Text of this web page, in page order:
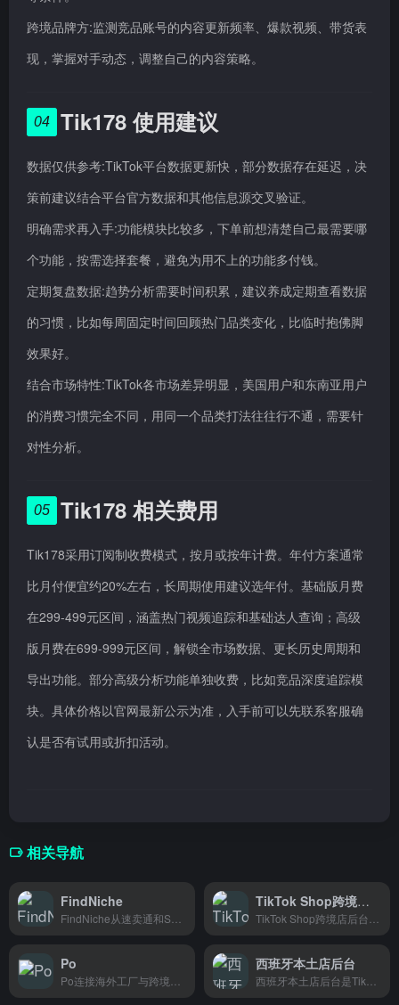
跨境品牌方:监测竞品账号的内容更新频率、爆款视频、带货表
现，掌握对手动态，调整自己的内容策略。
04 Tik178 使用建议
数据仅供参考:TikTok平台数据更新快，部分数据存在延迟，决
策前建议结合平台官方数据和其他信息源交叉验证。
明确需求再入手:功能模块比较多，下单前想清楚自己最需要哪
个功能，按需选择套餐，避免为用不上的功能多付钱。
定期复盘数据:趋势分析需要时间积累，建议养成定期查看数据
的习惯，比如每周固定时间回顾热门品类变化，比临时抱佛脚
效果好。
结合市场特性:TikTok各市场差异明显，美国用户和东南亚用户
的消费习惯完全不同，用同一个品类打法往往行不通，需要针
对性分析。
05 Tik178 相关费用
Tik178采用订阅制收费模式，按月或按年计费。年付方案通常
比月付便宜约20%左右，长周期使用建议选年付。基础版月费
在299-499元区间，涵盖热门视频追踪和基础达人查询；高级
版月费在699-999元区间，解锁全市场数据、更长历史周期和
导出功能。部分高级分析功能单独收费，比如竞品深度追踪模
块。具体价格以官网最新公示为准，入手前可以先联系客服确
认是否有试用或折扣活动。
相关导航
FindNiche TikTok Shop跨境店后台
Po 西班牙本土店后台